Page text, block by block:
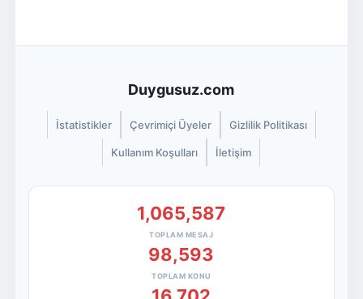
Duygusuz.com
İstatistikler Çevrimiçi Üyeler Gizlilik Politikası
Kullanım Koşulları İletişim
1,065,587
TOPLAM MESAJ
98,593
TOPLAM KONU